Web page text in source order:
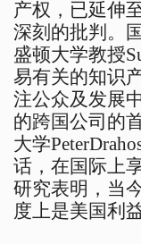
产权，已延伸
深刻的批判。
盛顿大学教授
易有关的知识
注公众及发展
的跨国公司的
大学
话，在国际上
研究表明，当
度上是美国利